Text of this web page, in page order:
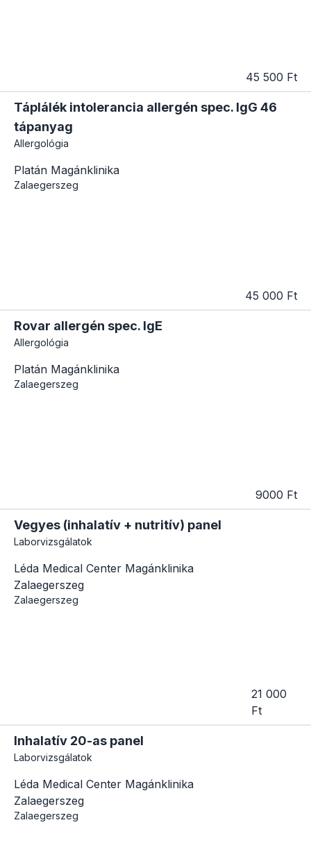
45 500 Ft
Táplálék intolerancia allergén spec. IgG 46
tápanyag
Allergológia
Platán Magánklinika
Zalaegerszeg
45 000 Ft
Rovar allergén spec. IgE
Allergológia
Platán Magánklinika
Zalaegerszeg
9000 Ft
Vegyes (inhalatív + nutritív) panel
Laborvizsgálatok
Léda Medical Center Magánklinika
Zalaegerszeg
Zalaegerszeg
21 000
Ft
Inhalatív 20-as panel
Laborvizsgálatok
Léda Medical Center Magánklinika
Zalaegerszeg
Zalaegerszeg